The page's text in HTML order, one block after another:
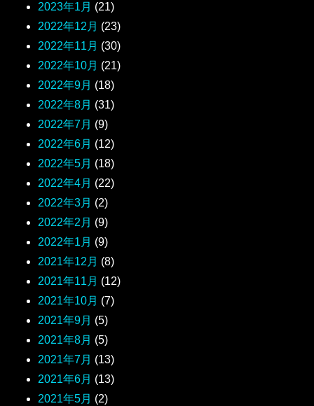
2023年1月 (21)
2022年12月 (23)
2022年11月 (30)
2022年10月 (21)
2022年9月 (18)
2022年8月 (31)
2022年7月 (9)
2022年6月 (12)
2022年5月 (18)
2022年4月 (22)
2022年3月 (2)
2022年2月 (9)
2022年1月 (9)
2021年12月 (8)
2021年11月 (12)
2021年10月 (7)
2021年9月 (5)
2021年8月 (5)
2021年7月 (13)
2021年6月 (13)
2021年5月 (2)